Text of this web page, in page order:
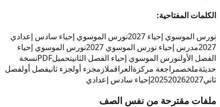
الكلمات المفتاحية:
نورس الموسوي إحياء 2027
نورس الموسوي إحياء سادس إعدادي
2027مدرس إحياء نورس الموسوي 2027
نورس الموسوي إحياء
الفصل الأولنورس الموسوي إحياء الفصل الثانيتحميلPDFنسخة
حديثةملخصمراجعة مركزةالعراقملازمجزء أولجزء ثانيفصل أولفصل
ثاني
202520262027 إحياء سادس إعدادي
ملفات مقترحة من نفس الصف